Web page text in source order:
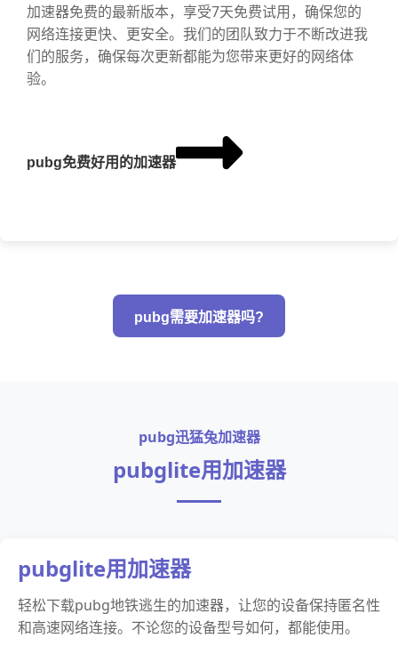
加速器免费的最新版本，享受7天免费试用，确保您的
网络连接更快、更安全。我们的团队致力于不断改进我
们的服务，确保每次更新都能为您带来更好的网络体
验。
pubg免费好用的加速器
pubg需要加速器吗?
pubg迅猛兔加速器
pubglite用加速器
pubglite用加速器
轻松下载pubg地铁逃生的加速器，让您的设备保持匿名性
和高速网络连接。不论您的设备型号如何，都能使用。